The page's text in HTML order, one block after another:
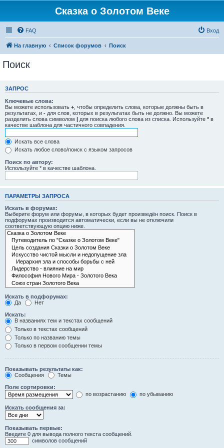
Сказка о Золотом Веке
FAQ Вход
На главную Список форумов Поиск
Поиск
ЗАПРОС
Ключевые слова:
Вы можете использовать + , чтобы определить слова, которые должны быть в
результатах, и - для слов, которых в результатах быть не должно. Вы можете
разделить слова символом | для поиска любого слова из списка. Используйте * в
качестве шаблона для частичного совпадения.
Искать все слова
Искать любое слово/поиск с языком запросов
Поиск по автору:
Используйте * в качестве шаблона.
ПАРАМЕТРЫ ЗАПРОСА
Искать в форумах:
Выберите форум или форумы, в которых будет произведён поиск. Поиск в
подфорумах производится автоматически, если вы не отключили
соответствующую опцию ниже.
Искать в подфорумах:
Да
Нет
Искать:
В названиях тем и текстах сообщений
Только в текстах сообщений
Только по названию темы
Только в первом сообщении темы
Показывать результаты как:
Сообщения
Темы
Поле сортировки:
по возрастанию
по убыванию
Искать сообщения за:
Показывать первые:
Введите 0 для вывода полного текста сообщений.
символов сообщений